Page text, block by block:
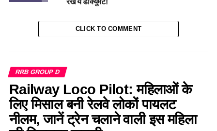
रखें ये डॉक्युमेंट!
CLICK TO COMMENT
RRB GROUP D
Railway Loco Pilot: महिलाओं के
लिए मिसाल बनी रेलवे लोकों पायलट
नीलम, जानें ट्रेन चलाने वाली इस महिला